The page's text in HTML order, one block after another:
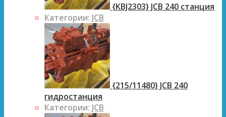
{KBJ2303} JCB 240 станция
Категории: JCB
{215/11480} JCB 240
гидростанция
Категории: JCB